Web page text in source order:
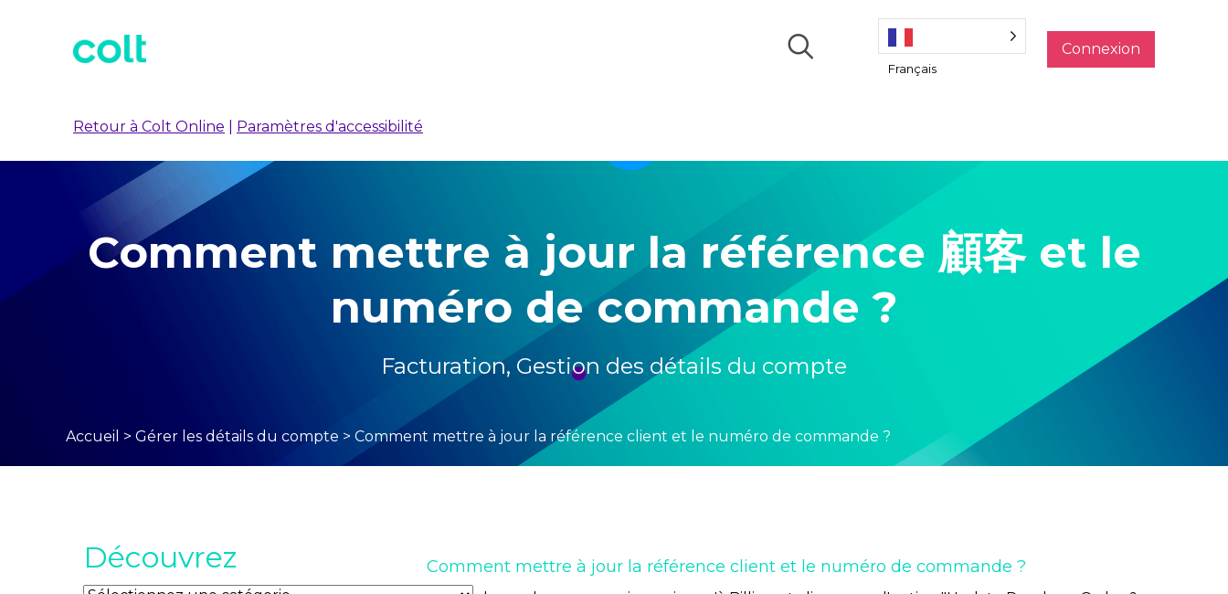
Français
Connexion
Retour à Colt Online Paramètres d'accessibilité
Comment mettre à jour la référence 顧客 et le
numéro de commande ?
Facturation, Gestion des détails du compte
Accueil > Gérer les détails du compte > Comment mettre à jour la référence client et le numéro de commande ?
Découvrez Comment mettre à jour la référence client et le numéro de commande ?